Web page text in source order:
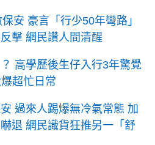
安 豪言「行少50年彎路」
擊 網民讚人間清醒
高學歷後生仔入行3年驚覺
超忙日常
過來人踢爆無冷氣常態 加
退 網民識貨狂推另一「舒